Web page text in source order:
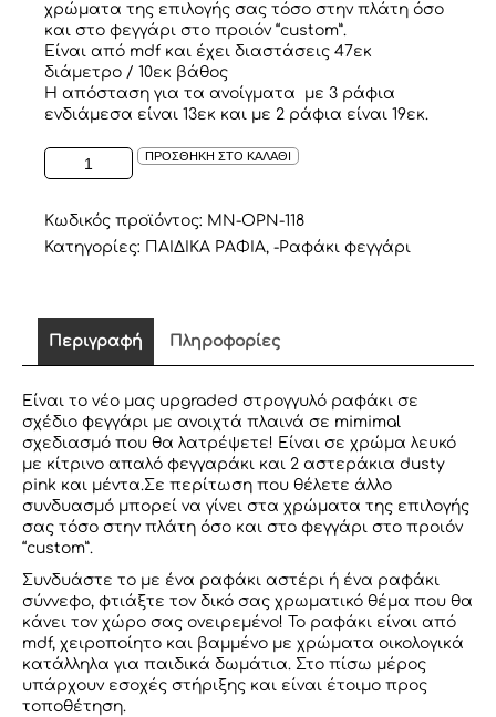
χρώματα της επιλογής σας τόσο στην πλάτη όσο
και στο φεγγάρι στο προιόν “custom”.
Είναι από mdf και έχει διαστάσεις 47εκ
διάμετρο / 10εκ βάθος
Η απόσταση για τα ανοίγματα με 3 ράφια
ενδιάμεσα είναι 13εκ και με 2 ράφια είναι 19εκ.
ΡΑΦΑΚΙ
ΣΕ
ΦΕΓΓΑΡΙ
ΜΕ
ΑΝΟΙΧΤΑ
ΚΙΤΡΙΝΟ
ποσότητα
ΠΡΟΣΘΗΚΗ ΣΤΟ ΚΑΛΑΘΙ
Κωδικός προϊόντος: MN-OPN-118
Κατηγορίες: ΠΑΙΔΙΚΑ ΡΑΦΙΑ, -Ραφάκι φεγγάρι
Περιγραφή Πληροφορίες
Είναι το νέο μας upgraded στρογγυλό ραφάκι σε
σχέδιο φεγγάρι με ανοιχτά πλαινά σε mimimal
σχεδιασμό που θα λατρέψετε! Είναι σε χρώμα λευκό
με κίτρινο απαλό φεγγαράκι και 2 αστεράκια dusty
pink και μέντα.Σε περίτωση που θέλετε άλλο
συνδυασμό μπορεί να γίνει στα χρώματα της επιλογής
σας τόσο στην πλάτη όσο και στο φεγγάρι στο προιόν
“custom”.
Συνδυάστε το με ένα ραφάκι αστέρι ή ένα ραφάκι
σύννεφο, φτιάξτε τον δικό σας χρωματικό θέμα που θα
κάνει τον χώρο σας ονειρεμένο! Το ραφάκι είναι από
mdf, χειροποίητο και βαμμένο με χρώματα οικολογικά
κατάλληλα για παιδικά δωμάτια. Στο πίσω μέρος
υπάρχουν εσοχές στήριξης και είναι έτοιμο προς
τοποθέτηση.